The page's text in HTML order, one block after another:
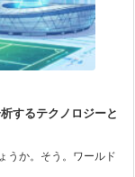
するテクノロジーと
うか。そう。ワールド